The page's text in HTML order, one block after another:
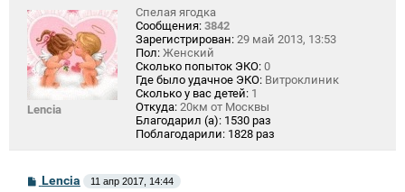
Lencia
Спелая ягодка
Сообщения: 3842
Зарегистрирован: 29 май 2013, 13:53
Пол: Женский
Сколько попыток ЭКО: 0
Где было удачное ЭКО: Витроклиник
Сколько у вас детей: 1
Откуда: 20км от Москвы
Благодарил (а): 1530 раз
Поблагодарили: 1828 раз
СLencia 11 апр 2017, 14:44